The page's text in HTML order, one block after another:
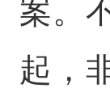
案。
起，